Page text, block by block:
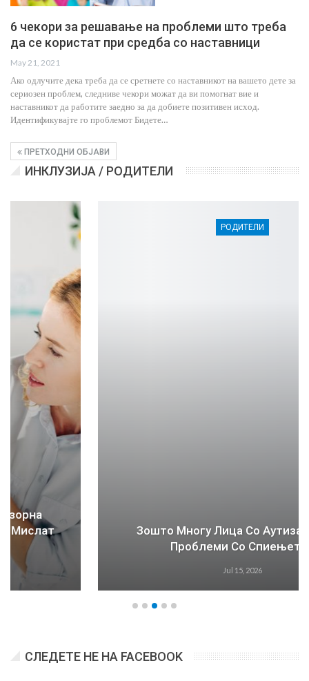
6 чекори за решавање на проблеми што треба
да се користат при средба со наставници
May 21, 2021
Ако одлучите дека треба да се сретнете со наставникот на вашето дете за
сериозен проблем, следниве чекори можат да ви помогнат вие и
наставникот да работите заедно за да добиете позитивен исход.
Идентификувајте го проблемот Бидете…
ПРЕТХОДНИ ОБЈАВИ
ИНКЛУЗИЈА / РОДИТЕЛИ
Зошто Многу Лица Со Аутизам Имаат
Проблеми Со Спиењето?
СЛЕДЕТЕ НЕ НА FACEBOOK